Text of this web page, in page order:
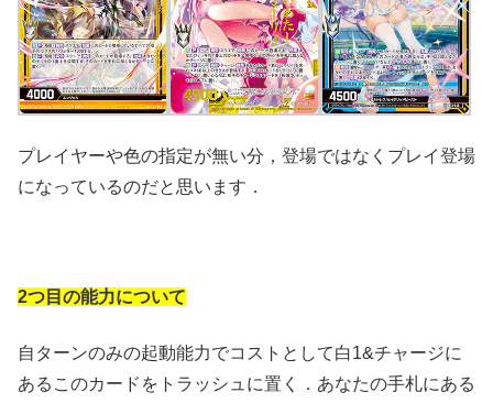
プレイヤーや色の指定が無い分，登場ではなくプレイ登場
になっているのだと思います．
2つ目の能力について
自ターンのみの起動能力でコストとして白1&チャージに
あるこのカードをトラッシュに置く．あなたの手札にある